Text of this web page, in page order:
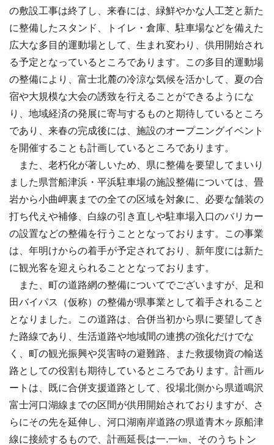
の敷設工事は終了し、来春には、緑鮮やかな人工芝と新た
に整備したスタンド、トイレ・倉庫、駐車場などを備えた
広大な多目的運動場として、生まれ変わり、供用開始され
る予定となっているところであります。この多目的運動場
の整備により、富士北麓の冷涼な気候を活かして、夏の合
宿や大規模な大会の誘致を行えることができるようにな
り、地域経済の発展に寄与するものと期待しているところ
であり、来春の完成後には、施設のオープニングイベント
を開催することも計画しているところであります。
また、老朽化が著しいため、県に整備を要望してまいり
ました県営船津浜・平浜駐車場の施設整備については、畳
岩から小曲岬裏までの全ての区域を対象に、必要な舗装の
打ち代えや補修、白線の引き直しや駐車場入口のバリカー
の設置などの整備を行うこととなっております。この事業
は、年明けからの着手が予定されており、新年度には新た
に観光客を迎えられることとなっております。
また、町の道路網の整備についてでございますが、足和
田バイパス（仮称）の整備が県事業として着手されること
となりました。この道路は、合併当初から県に要望してき
た路線であり、生活道路や地域間の連携の強化だけでな
く、町の観光振興や災害時の避難路、また救援物資の輸送
路としての役割も期待しているところであります。計画ル
ートは、既に合併支援道路として、役場北側から県道鳴沢
富士河口湖線までの区間が供用開始されておりますが、さ
らにその先を延伸し、河口湖南岸道路の県道青木ヶ原船津
線に接続するもので、計画延長は一.一㎞、そのうちトン